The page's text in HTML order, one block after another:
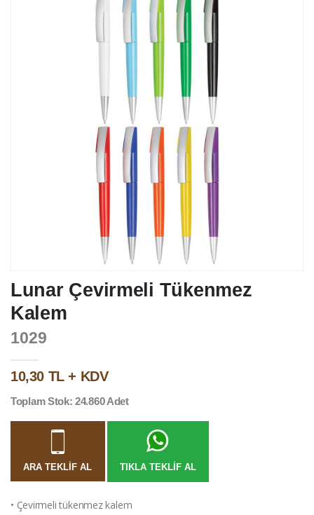
Lunar Çevirmeli Tükenmez
Kalem
1029
10,30 TL + KDV
Toplam Stok: 24.860 Adet
ARA TEKLIF AL TIKLA TEKLIF AL
• Çevirmeli tükenmez kalem